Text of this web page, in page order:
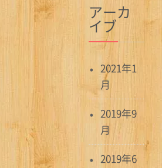
アーカ
イブ
2021年1
月
2019年9
月
2019年6